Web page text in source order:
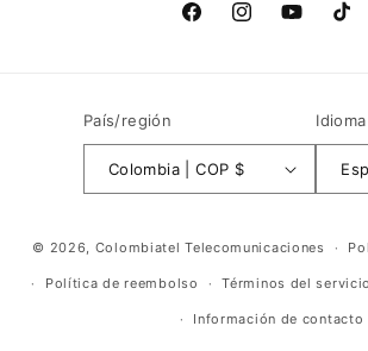
FacebookInstagramYouTube
País/región
Colombia | COP $
Idioma
de
pago
© 2026, Colombiatel Telecomunicaciones
Política de reembolso Términos del servicio
Información de contacto